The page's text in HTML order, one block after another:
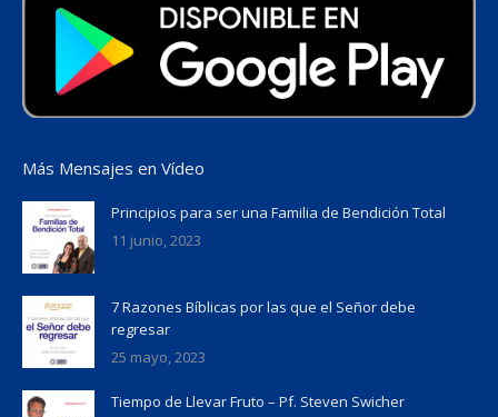
Más Mensajes en Vídeo
Principios para ser una Familia de Bendición Total
11 junio, 2023
7 Razones Bíblicas por las que el Señor debe
regresar
25 mayo, 2023
Tiempo de Llevar Fruto – Pf. Steven Swicher